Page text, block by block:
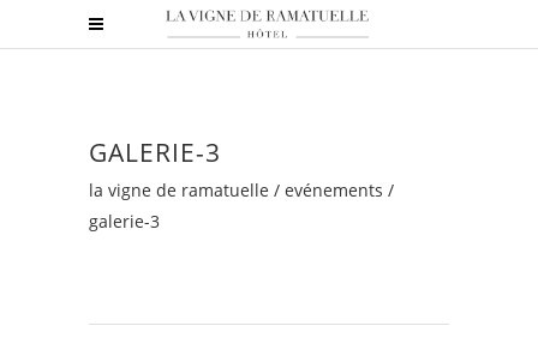
GALERIE-3
la vigne de ramatuelle / evénements /
galerie-3